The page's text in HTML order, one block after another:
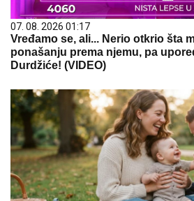
07. 08. 2026 01:17
Vređamo se, ali... Nerio otkrio šta
ponašanju prema njemu, pa
Durdžiće! (VIDEO)